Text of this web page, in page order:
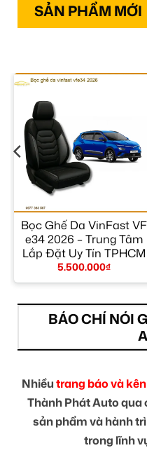
SẢN PHẨM MỚI
Bọc Ghế Da VinFast VF
e34 2026 – Trung Tâm
Lắp Đặt Uy Tín TPHCM
5.500.000₫
BÁO CHÍ NÓI
Nhiềutrang báo và
Thành Phát Auto qua
sản phẩm và hành
trong lĩnh